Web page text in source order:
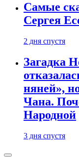
Самые
Сергея
2 дня спустя
Загадка
няней»,
Чана.
Народной
3 дня спустя